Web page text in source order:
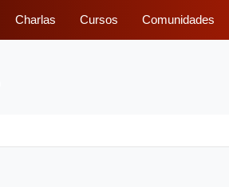
Charlas Cursos Comunidades